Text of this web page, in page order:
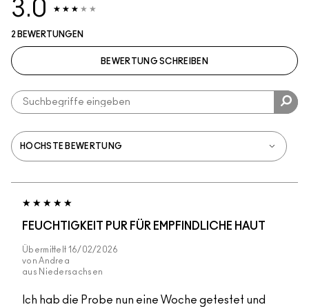
3.0
2 BEWERTUNGEN
BEWERTUNG SCHREIBEN
FEUCHTIGKEIT PUR FÜR EMPFINDLICHE HAUT
Übermittelt 16/02/2026
von Andrea
aus Niedersachsen
Ich hab die Probe nun eine Woche getestet und